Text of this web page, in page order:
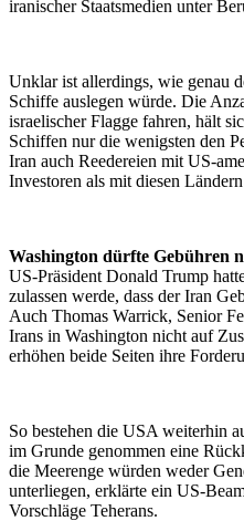
iranischer Staatsmedien unter
Unklar ist allerdings, wie genau
Schiffe auslegen würde. Die
israelischer Flagge fahren, hält
Schiffen nur die wenigsten den
Iran auch Reedereien mit US-
Investoren als mit diesen
Washington dürfte Gebühren
US-Präsident Donald Trump
zulassen werde, dass der Iran
Auch Thomas Warrick, Senior
Irans in Washington nicht auf
erhöhen beide Seiten ihre
So bestehen die USA weiterhin
im Grunde genommen eine
die Meerenge würden weder
unterliegen, erklärte ein US-
Vorschläge Teherans.